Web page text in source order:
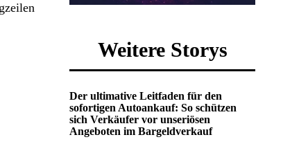
Weitere Storys
Der ultimative Leitfaden für den
sofortigen Autoankauf: So schützen
sich Verkäufer vor unseriösen
Angeboten im Bargeldverkauf